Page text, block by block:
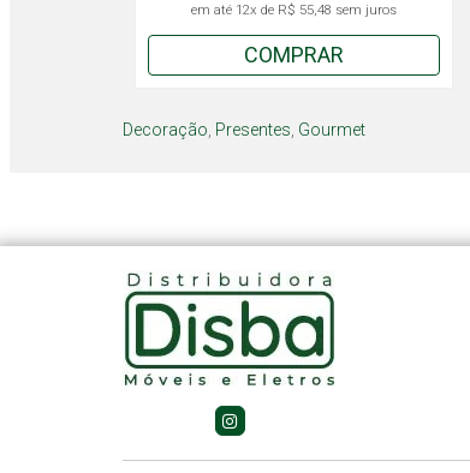
em até 12x de R$ 55,48 sem juros
COMPRAR
Decoração Presentes Gourmet